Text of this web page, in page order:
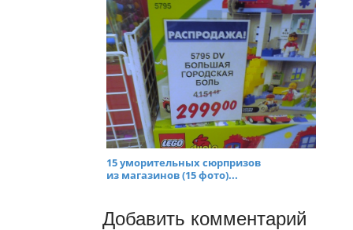
15 уморительных сюрпризов
из магазинов (15 фото)...
Добавить комментарий